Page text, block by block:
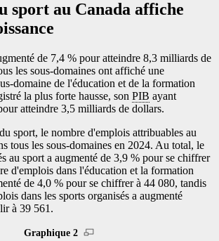
sport au Canada affiche
de 7,4 % pour atteindre 8,3 milliards de
les sous-domaines ont affiché une
domaine de l'éducation et de la formation
la plus forte hausse, son PIB ayant
atteindre 3,5 milliards de dollars.
du sport, le nombre d'emplois attribuables au
tous les sous-domaines en 2024. Au total, le
au sport a augmenté de 3,9 % pour se chiffrer
d'emplois dans l'éducation et la formation
de 4,0 % pour se chiffrer à 44 080, tandis
dans les sports organisés a augmenté
à 39 561.
Graphique 2